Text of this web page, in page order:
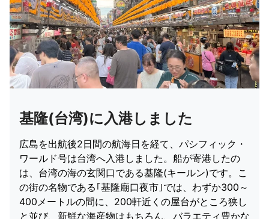
基隆(台湾)に入港しました
広島を出航後2日間の航海日を経て、パシフィック・
ワールド号は台湾へ入港しました。船が寄港したの
は、台湾の海の玄関口である基隆(キールン)です。こ
の街の名物である｢基隆廟口夜市｣では、わずか300～
400メートルの間に、200軒近くの屋台がところ狭し
と並び、新鮮な海産物はもちろん、バラエティ豊かな